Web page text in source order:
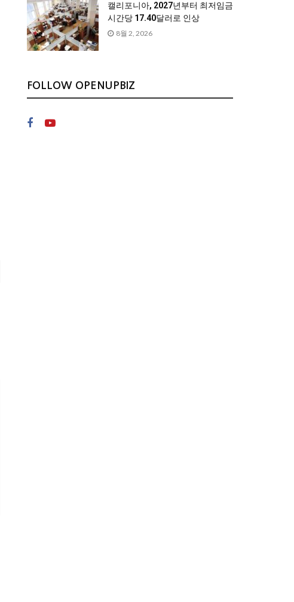
캘리포니아, 2027년부터 최저임금
시간당 17.40달러로 인상
8월 2, 2026
FOLLOW OPENUPBIZ